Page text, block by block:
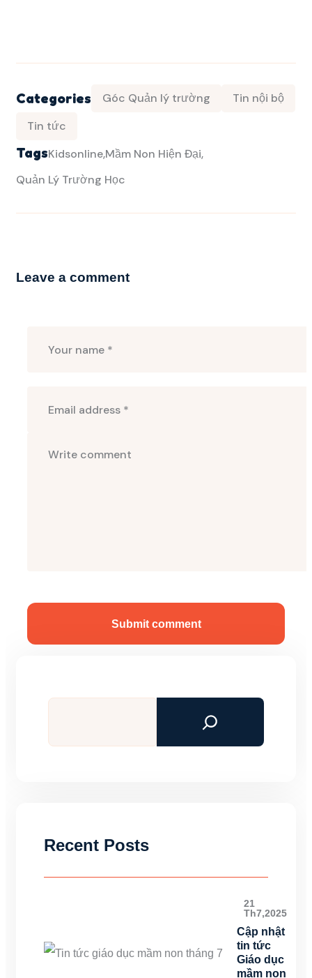
Categories Góc Quản lý trường
Tin nội bộ
Tin tức
TagsKidsonlineMầm Non Hiện Đại
Quản Lý Trường Học
Leave a comment
Submit comment
Tìm
Recent Posts
21
Th7,2025
Cập nhật
tin tức
Giáo dục
mầm non